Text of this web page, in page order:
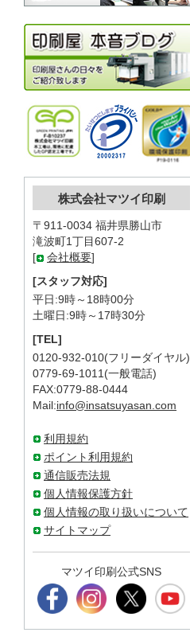
株式会社マツイ印刷
〒911-0034 福井県勝山市
滝波町1丁目607-2
[
会社概要]
[スタッフ対応]
平日:9時～18時00分
土曜日:9時～17時30分
[TEL]
0120-932-010(フリーダイヤル)
0779-69-1011(一般電話)
FAX:0779-88-0444
Mail:info@insatsuyasan.com
利用規約
ポイント利用規約
通信販売法規
個人情報保護方針
個人情報の取り扱いについて
サイトマップ
マツイ印刷公式SNS